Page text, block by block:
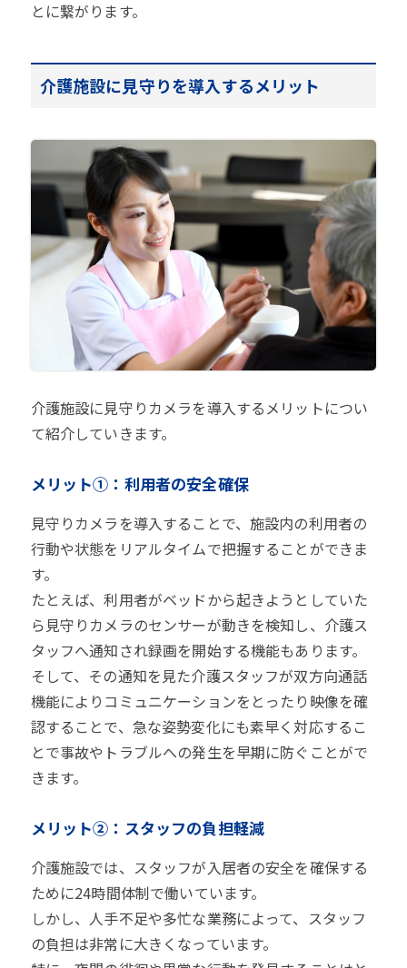
とに繋がります。
介護施設に見守りを導入するメリット
介護施設に見守りカメラを導入するメリットについ
て紹介していきます。
メリット①：利用者の安全確保
見守りカメラを導入することで、施設内の利用者の
行動や状態をリアルタイムで把握することができま
す。
たとえば、利用者がベッドから起きようとしていた
ら見守りカメラのセンサーが動きを検知し、介護ス
タッフへ通知され録画を開始する機能もあります。
そして、その通知を見た介護スタッフが双方向通話
機能によりコミュニケーションをとったり映像を確
認することで、急な姿勢変化にも素早く対応するこ
とで事故やトラブルへの発生を早期に防ぐことがで
きます。
メリット②：スタッフの負担軽減
介護施設では、スタッフが入居者の安全を確保する
ために24時間体制で働いています。
しかし、人手不足や多忙な業務によって、スタッフ
の負担は非常に大きくなっています。